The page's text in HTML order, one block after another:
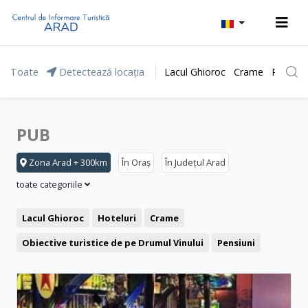
Toate Detectează locația Lacul Ghioroc Crame Parcul
PUB
Zona Arad + 300km În Oraș
În Județul Arad
toate categoriile
Lacul Ghioroc Hoteluri
Crame
Obiective turistice de pe Drumul Vinului
Pensiuni
Băile Lipova
Motel
Restaurant